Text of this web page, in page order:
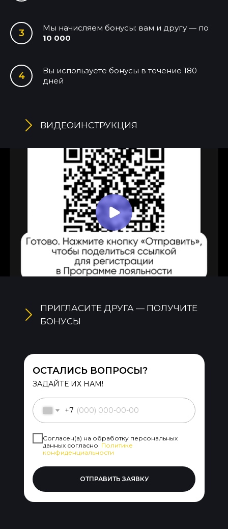
Мы начисляем бонусы: вам и другу — по
10 000
Вы используете бонусы в течение 180
дней
ВИДЕОИНСТРУКЦИЯ
ПРИГЛАСИТЕ ДРУГА — ПОЛУЧИТЕ
БОНУСЫ
+7
Согласен(а) на обработку персональных
данных согласно Политике
конфиденциальности
ОТПРАВИТЬ ЗАЯВКУ
ОСТАЛИСЬ ВОПРОСЫ?
ЗАДАЙТЕ ИХ НАМ!